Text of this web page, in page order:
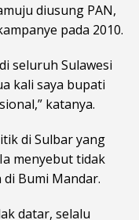
diusung PAN,
pada 2010.
seluruh Sulawesi
kali saya bupati
katanya.
di Sulbar yang
menyebut tidak
Bumi Mandar.
datar, selalu